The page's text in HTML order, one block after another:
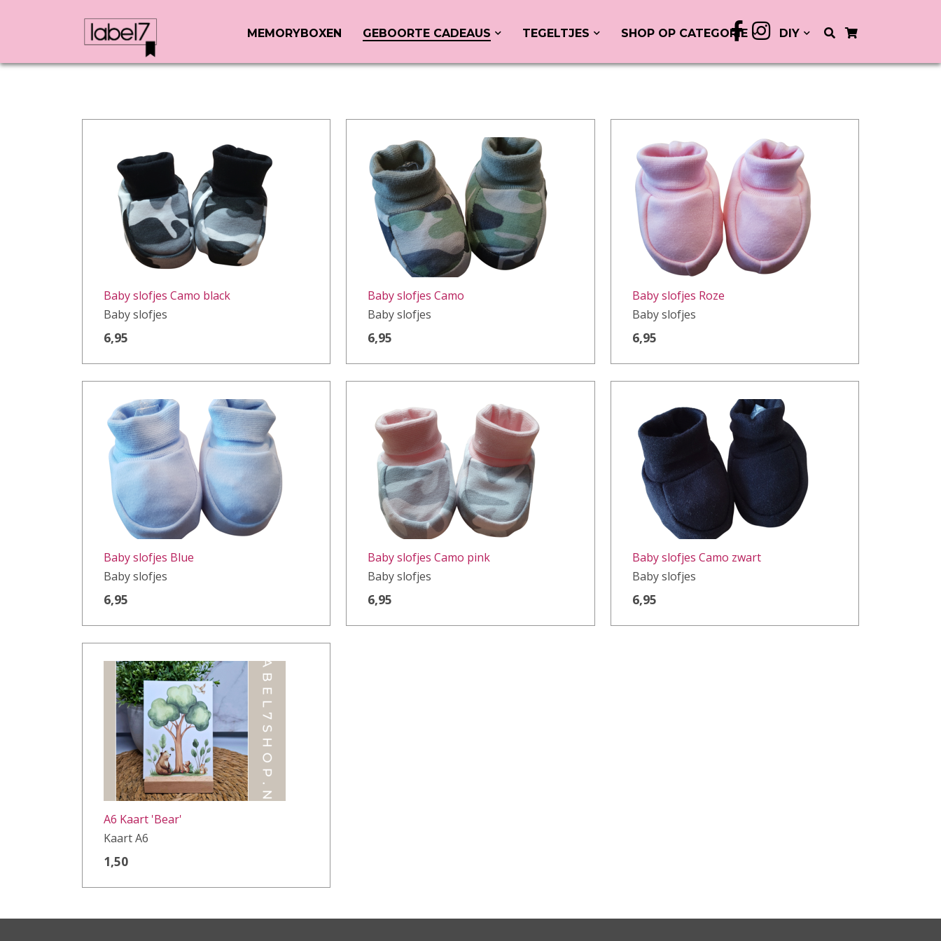
MEMORYBOXEN GEBOORTE CADEAUS TEGELTJES SHOP OP CATEGORIE DIY
Baby slofjes Camo black
Baby slofjes
6,95
Baby slofjes Camo
Baby slofjes
6,95
Baby slofjes Roze
Baby slofjes
6,95
Baby slofjes Blue
Baby slofjes
6,95
Baby slofjes Camo pink
Baby slofjes
6,95
Baby slofjes Camo zwart
Baby slofjes
6,95
A6 Kaart 'Bear'
Kaart A6
1,50